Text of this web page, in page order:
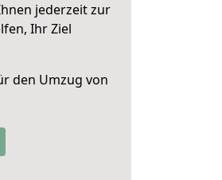
jederzeit zur
Ihr Ziel
den Umzug von